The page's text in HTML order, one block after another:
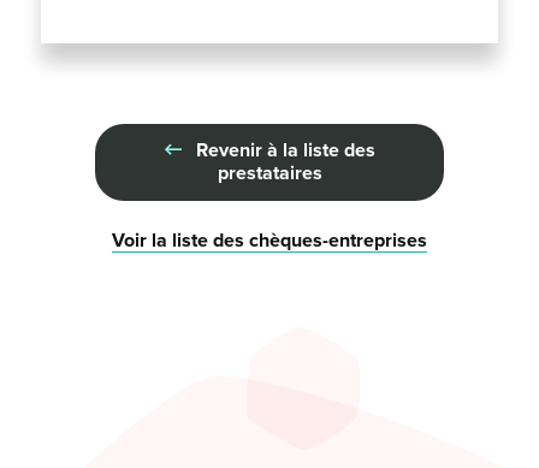
Revenir à la liste des
prestataires
Voir la liste des chèques-entreprises